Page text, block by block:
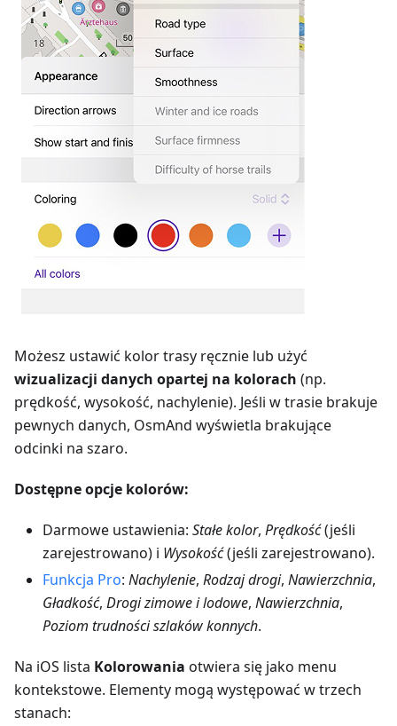
Możesz ustawić kolor trasy ręcznie lub użyć
wizualizacji danych opartej na kolorach (np.
prędkość, wysokość, nachylenie). Jeśli w trasie brakuje
pewnych danych, OsmAnd wyświetla brakujące
odcinki na szaro.
Dostępne opcje kolorów:
Darmowe ustawienia: Stałekolor, Prędkość(jeśli
zarejestrowano) i Wysokość(jeśli zarejestrowano).
Funkcja Pro: Nachylenie, Rodzaj drogi, Nawierzchnia,
Gładkość, Drogi zimowe i lodowe, Nawierzchnia,
Poziom trudności szlaków konnych.
Na iOS lista Kolorowania otwiera się jako menu
kontekstowe. Elementy mogą występować w trzech
stanach: